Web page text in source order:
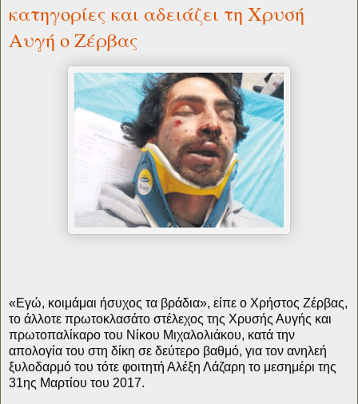
κατηγορίες και αδειάζει τη Χρυσή
Αυγή ο Ζέρβας
«Εγώ, κοιμάμαι ήσυχος τα βράδια», είπε ο Χρήστος Ζέρβας,
το άλλοτε πρωτοκλασάτο στέλεχος της Χρυσής Αυγής και
πρωτοπαλίκαρο του Νίκου Μιχαλολιάκου, κατά την
απολογία του στη δίκη σε δεύτερο βαθμό, για τον ανηλεή
ξυλοδαρμό του τότε φοιτητή Αλέξη Λάζαρη το μεσημέρι της
31ης Μαρτίου του 2017.